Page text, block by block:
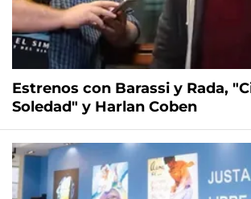
Estrenos con Barassi y Rada,
Soledad" y Harlan Coben